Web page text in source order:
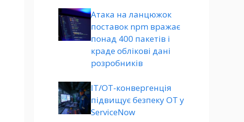
Атака на ланцюжок
поставок npm вражає
понад 400 пакетів і
краде облікові дані
розробників
ІТ/ОТ-конвергенція
підвищує безпеку ОТ у
ServiceNow